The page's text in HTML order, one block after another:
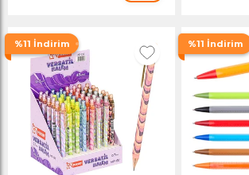
%11 İndirim %11 İndirim